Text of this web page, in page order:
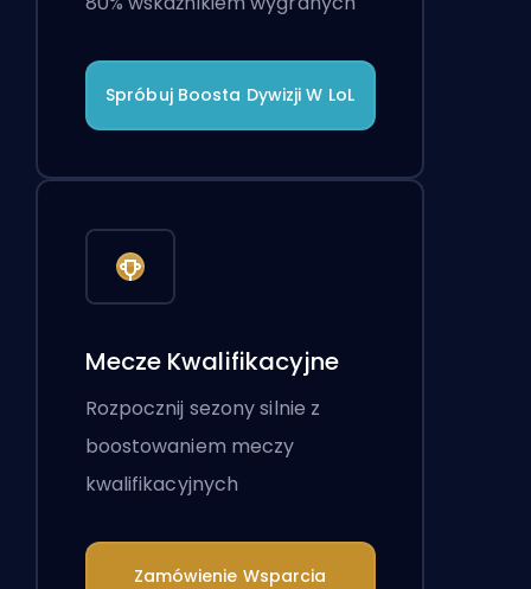
Spróbuj Boosta Dywizji W LoL
Mecze Kwalifikacyjne
Rozpocznij sezony silnie z
boostowaniem meczy
kwalifikacyjnych
Zamówienie Wsparcia